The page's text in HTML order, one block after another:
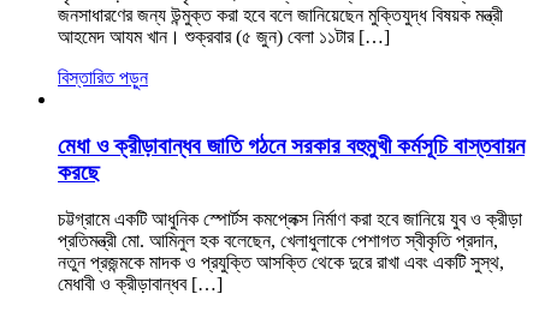
জনসাধারণের জন্য উন্মুক্ত করা হবে বলে জানিয়েছেন মুক্তিযুদ্ধ বিষয়ক মন্ত্রী
আহমেদ আযম খান। শুক্রবার (৫ জুন) বেলা ১১টার […]
বিস্তারিত পড়ুন
মেধা ও ক্রীড়াবান্ধব জাতি গঠনে সরকার বহুমুখী কর্মসূচি বাস্তবায়ন
করছে
চট্টগ্রামে একটি আধুনিক স্পোর্টস কমপ্লেক্স নির্মাণ করা হবে জানিয়ে যুব ও ক্রীড়া
প্রতিমন্ত্রী মো. আমিনুল হক বলেছেন, খেলাধুলাকে পেশাগত স্বীকৃতি প্রদান,
নতুন প্রজন্মকে মাদক ও প্রযুক্তি আসক্তি থেকে দুরে রাখা এবং একটি সুস্থ,
মেধাবী ও ক্রীড়াবান্ধব […]